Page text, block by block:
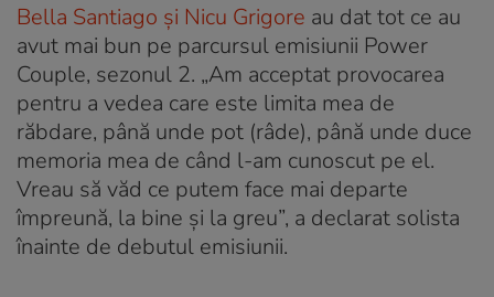
Bella Santiago și Nicu Grigore au dat tot ce au
avut mai bun pe parcursul emisiunii Power
Couple, sezonul 2. „Am acceptat provocarea
pentru a vedea care este limita mea de
răbdare, până unde pot (râde), până unde duce
memoria mea de când l-am cunoscut pe el.
Vreau să văd ce putem face mai departe
împreună, la bine și la greu”, a declarat solista
înainte de debutul emisiunii.